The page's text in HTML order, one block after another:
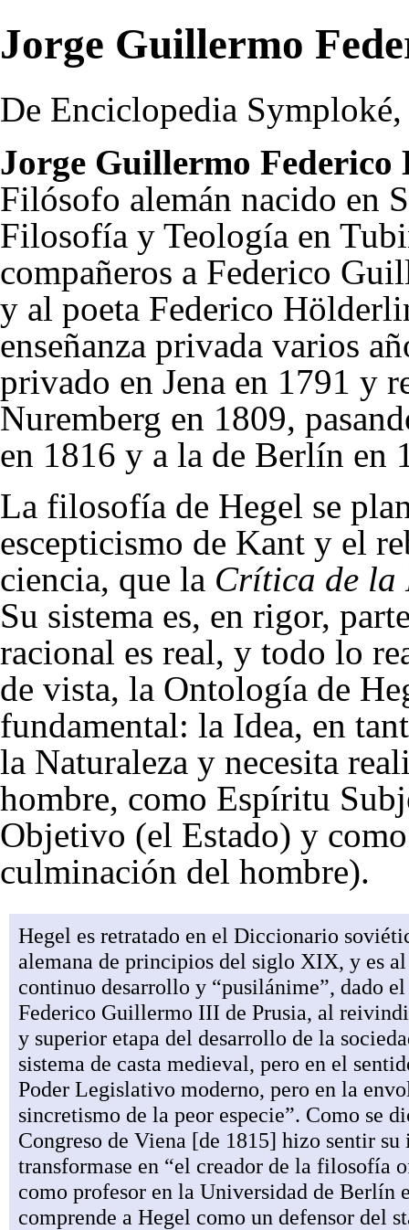
Jorge Guillermo
De Enciclopedia
Jorge Guillermo Federico
Filósofo alemán nacido en
Filosofía y Teología en
compañeros a Federico
y al poeta Federico
enseñanza privada varios
privado en Jena en 1791 y
Nuremberg en 1809,
en 1816 y a la de Berlín en
La filosofía de Hegel se
escepticismo de Kant y el
ciencia, que la Crítica de la
Su sistema es, en rigor,
racional es real, y todo lo
de vista, la Ontología de
fundamental: la Idea, en
la Naturaleza y necesita
hombre, como Espíritu
Objetivo (el Estado) y
culminación del hombre).
Hegel es retratado en el Diccionario
alemana de principios del siglo XIX, y es
continuo desarrollo y “pusilánime”, dado
Federico Guillermo III de Prusia, al
y superior etapa del desarrollo de la
sistema de casta medieval, pero en el
Poder Legislativo moderno, pero en la
sincretismo de la peor especie”. Como se
Congreso de Viena [de 1815] hizo sentir
transformase en “el creador de la filosofía
como profesor en la Universidad de Berlín
comprende a Hegel como un defensor del